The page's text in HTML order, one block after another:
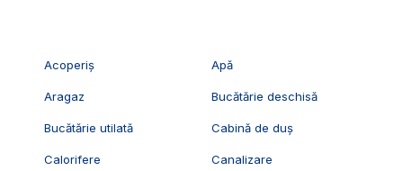
Acoperiș Apă
Aragaz Bucătărie deschisă
Bucătărie utilată Cabină de duș
Calorifere Canalizare